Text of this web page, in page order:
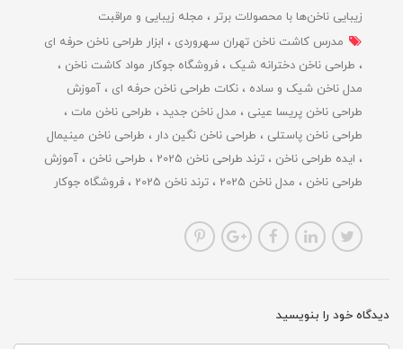
زیبایی ناخن‌ها با محصولات برتر
مجله زیبایی و مراقبت
مدرس کاشت ناخن تهران سهروردی
ابزار طراحی ناخن حرفه ای
طراحی ناخن دخترانه شیک
فروشگاه جوکار مواد کاشت ناخن
مدل ناخن شیک و ساده
نکات طراحی ناخن حرفه ای
آموزش
طراحی ناخن پریسا عینی
مدل ناخن جدید
طراحی ناخن مات
طراحی ناخن پاستلی
طراحی ناخن نگین دار
طراحی ناخن مینیمال
ایده طراحی ناخن
ترند طراحی ناخن 2025 طراحی ناخن
آموزش
طراحی ناخن
مدل ناخن 2025 ترند ناخن 2025 فروشگاه جوکار
دیدگاه خود را بنویسید